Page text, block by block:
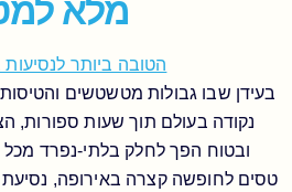
מלא
בעידן שבו גבולות מטשטשים
נקודה בעולם תוך שעות ספורות,
ובטוח הפך לחלק בלתי-נפרד מכל
טסים לחופשה קצרה באירופה,